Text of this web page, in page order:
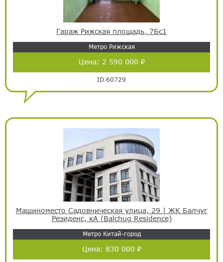
Гараж Рижская площадь, 7Бс1
Метро Рижская
Цена: 2 590 000 ₽
ID 60729
Машиноместо Садовническая улица, 29 | ЖК Балчуг
Резиденс, кА (Balchug Residence)
Метро Китай-город
Цена: 830 000 ₽